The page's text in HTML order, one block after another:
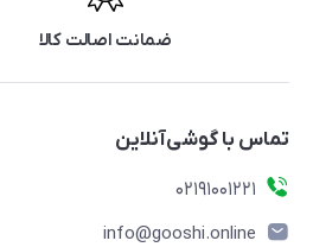
ضمانت اصالت کالا
تماس با گوشی‌آنلاین
۰۲۱91001221
info@gooshi.online